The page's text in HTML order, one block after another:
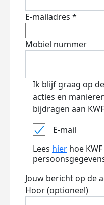
E-mailadres *
Mobiel nummer
Ik blijf graag op
acties en
bijdragen aan
E-mail
Lees hier hoe
Jouw bericht op de
Hoor (optioneel)